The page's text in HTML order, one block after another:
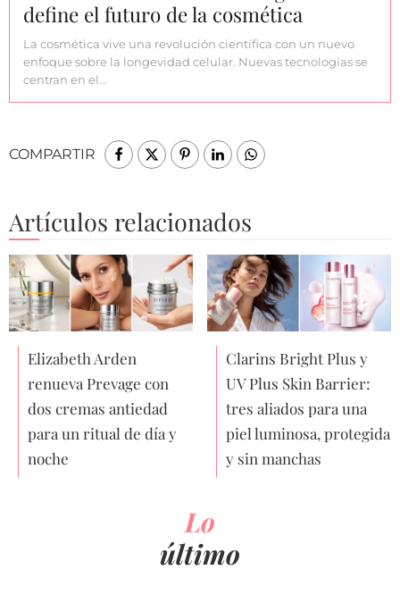
define el futuro de la cosmética
La cosmética vive una revolución científica con un nuevo
enfoque sobre la longevidad celular. Nuevas tecnologías se
centran en el…
COMPARTIR
Artículos relacionados
Elizabeth Arden
renueva Prevage con
dos cremas antiedad
para un ritual de día y
noche
Clarins Bright Plus y
UV Plus Skin Barrier:
tres aliados para una
piel luminosa, protegida
y sin manchas
Lo
último